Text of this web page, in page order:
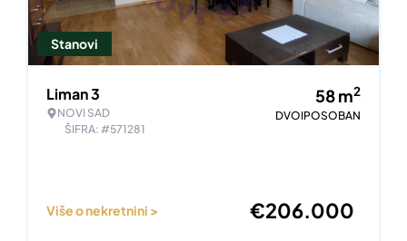
Stanovi
Liman 3
NOVI SAD
ŠIFRA: #571281
58m2
DVOIPOSOBAN
Više o nekretnini > €206.000